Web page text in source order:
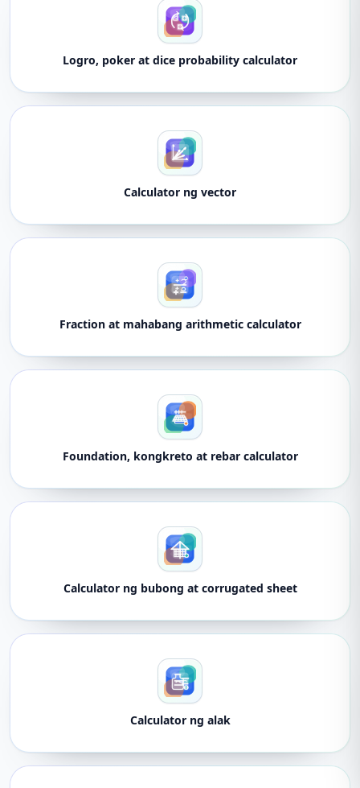
Logro, poker at dice probability calculator
Calculator ng vector
Fraction at mahabang arithmetic calculator
Foundation, kongkreto at rebar calculator
Calculator ng bubong at corrugated sheet
Calculator ng alak